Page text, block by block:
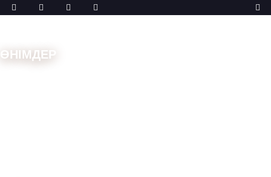
ӨНІМДЕР